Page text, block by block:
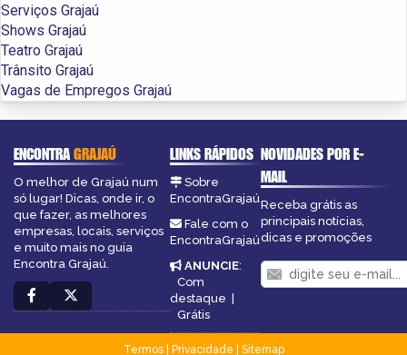
Serviços Grajaú
Shows Grajaú
Teatro Grajaú
Trânsito Grajaú
Vagas de Empregos Grajaú
ENCONTRAGRAJAÚ
O melhor de Grajaú num
só lugar! Dicas, onde ir, o
que fazer, as melhores
empresas, locais, serviços
e muito mais no guia
Encontra Grajaú.
LINKS RÁPIDOS
Sobre
EncontraGrajaú
Fale com o
EncontraGrajaú
ANUNCIE:
Com
destaque |
Grátis
NOVIDADES POR E-
MAIL
Receba grátis as
principais notícias,
dicas e promoções
Termos| Privacidade
Sitemap